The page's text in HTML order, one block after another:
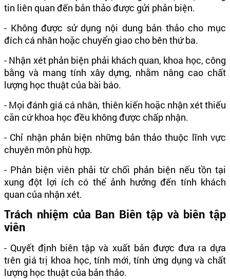
tin liên quan đến bản thảo được gửi phản biện.
- Không được sử dụng nội dung bản thảo cho mục
đích cá nhân hoặc chuyển giao cho bên thứ ba.
- Nhận xét phản biện phải khách quan, khoa học, công
bằng và mang tính xây dựng, nhằm nâng cao chất
lượng học thuật của bài báo.
- Mọi đánh giá cá nhân, thiên kiến hoặc nhận xét thiếu
căn cứ khoa học đều không được chấp nhận.
- Chỉ nhận phản biện những bản thảo thuộc lĩnh vực
chuyên môn phù hợp.
- Phản biện viên phải từ chối phản biện nếu tồn tại
xung đột lợi ích có thể ảnh hưởng đến tính khách
quan của nhận xét.
Trách nhiệm của Ban Biên tập và biên tập
viên
- Quyết định biên tập và xuất bản được đưa ra dựa
trên giá trị khoa học, tính mới, tính ứng dụng và chất
lượng học thuật của bản thảo.